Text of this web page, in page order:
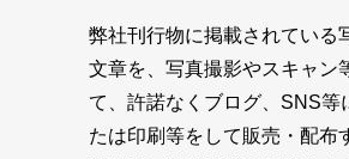
弊社刊行物に掲載されている
文章を、写真撮影やスキャン
て、許諾なくブログ、SNS等
たは印刷等をして販売・配布